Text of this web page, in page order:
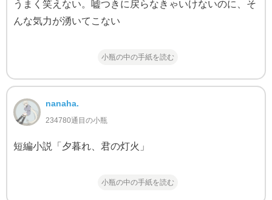
うまく笑えない。嘘つきに戻らなきゃいけないのに、そ
んな気力が湧いてこない
小瓶の中の手紙を読む
nanaha.
234780通目の小瓶
短編小説「夕暮れ、君の灯火」
小瓶の中の手紙を読む